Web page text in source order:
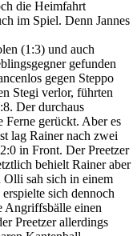
die Heimfahrt
im Spiel. Denn Jannes
(1:3) und auch
gefunden
gegen Steppo
Stegi verlor, führten
Der durchaus
gerückt. Aber es
lag Rainer nach zwei
in Front. Der Preetzer
behielt Rainer aber
sah sich in einem
sich dennoch
Angriffsbälle einen
Preetzer allerdings